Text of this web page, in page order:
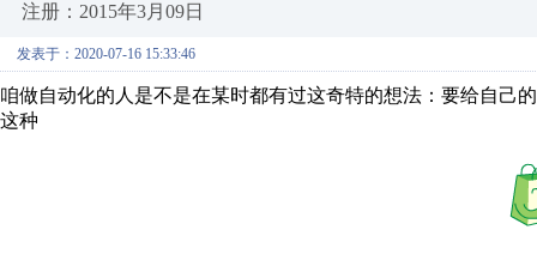
注册：2015年3月09日
发表于：2020-07-16 15:33:46
咱做自动化的人是不是在某时都有过这奇特的想法：要给自己
这种